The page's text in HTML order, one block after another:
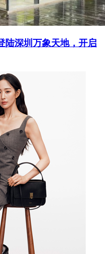
陆深圳万象天地，开启